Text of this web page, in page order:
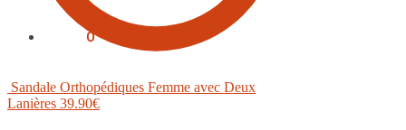
0
Sandale Orthopédiques Femme avec Deux
Lanières 39.90€